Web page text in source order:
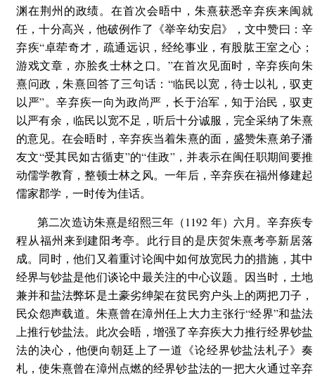
渊在荆州的政绩。在首次会晤中，朱熹获悉辛弃疾来闽就
任，十分高兴，他破例作了《举辛幼安启》，文中赞曰：辛
弃疾“卓荦奇才，疏通远识，经纶事业，有股肱王室之心；
游戏文章，亦脍炙士林之口。”在首次见面时，辛弃疾向朱
熹问政，朱熹回答了三句话：“临民以宽，待士以礼，驭吏
以严”。辛弃疾一向为政尚严，长于治军，知于治民，驭吏
以严有余，临民以宽不足，听后十分诚服，完全采纳了朱熹
的意见。在会晤时，辛弃疾当着朱熹的面，盛赞朱熹弟子潘
友文“受其民如古循吏”的“佳政”，并表示在闽任职期间要推
动儒学教育，整顿士林之风。一年后，辛弃疾在福州修建起
儒家郡学，一时传为佳话。
第二次造访朱熹是绍熙三年（1192 年）六月。辛弃疾专
程从福州来到建阳考亭。此行目的是庆贺朱熹考亭新居落
成。同时，他们又着重讨论闽中如何放宽民力的措施，其中
经界与钞盐是他们谈论中最关注的中心议题。因当时，土地
兼并和盐法弊坏是土豪劣绅架在贫民穷户头上的两把刀子，
民众怨声载道。朱熹曾在漳州任上大力主张行“经界”和盐法
上推行钞盐法。此次会晤，增强了辛弃疾大力推行经界钞盐
法的决心，他便向朝廷上了一道《论经界钞盐法札子》奏
札，使朱熹曾在漳州点燃的经界钞盐法的一把大火通过辛弃